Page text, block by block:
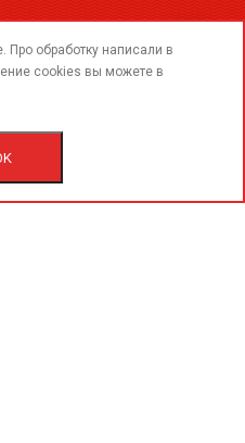
call
Про обработку написали в
cookies вы можете в